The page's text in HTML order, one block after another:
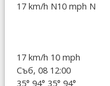
17 km/h N10 mph N
17 km/h 10 mph
Съб, 08 12:00
35° 94° 35° 94°